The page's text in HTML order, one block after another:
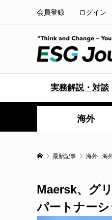
会員登録 ログイン
実務解説・対談
海外
最新記事 海外 , 海
Maersk、グ
パートナー